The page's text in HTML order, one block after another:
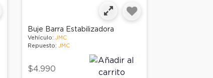
Buje Barra Estabilizadora
Vehículo:JMC
Repuesto:JMC
$4.990